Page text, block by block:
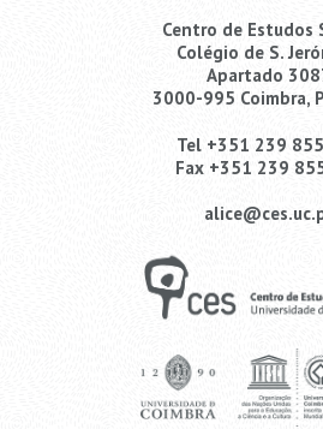
Centro de Estudos
Colégio de S.
Apartado
3000-995 Coimbra,
Tel +351 239
Fax +351 239